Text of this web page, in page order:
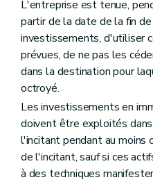
L'entreprise est tenue,
partir de la date de la fin
investissements, d'utiliser
prévues, de ne pas les
dans la destination pour
octroyé.
Les investissements en
doivent être exploités
l'incitant pendant au moins
de l'incitant, sauf si ces
à des techniques